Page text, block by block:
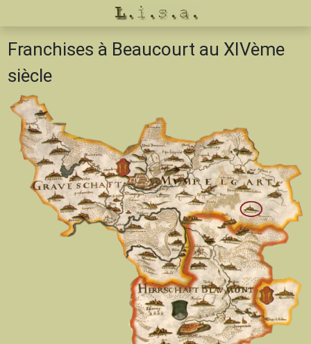
Franchises à Beaucourt au XIVème
siècle